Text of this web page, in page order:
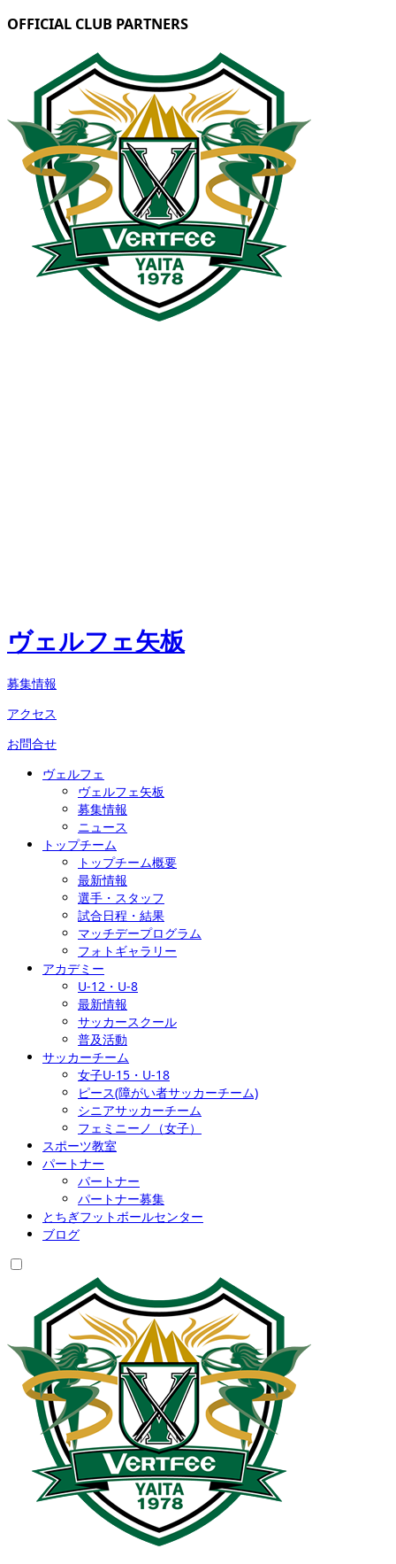
OFFICIAL CLUB PARTNERS
ヴェルフェ矢板
募集情報
アクセス
お問合せ
ヴェルフェ
ヴェルフェ矢板
募集情報
ニュース
トップチーム
トップチーム概要
最新情報
選手・スタッフ
試合日程・結果
マッチデープログラム
フォトギャラリー
アカデミー
U-12・U-8
最新情報
サッカースクール
普及活動
サッカーチーム
女子U-15・U-18
ピース(障がい者サッカーチーム)
シニアサッカーチーム
フェミニーノ（女子）
スポーツ教室
パートナー
パートナー
パートナー募集
とちぎフットボールセンター
ブログ